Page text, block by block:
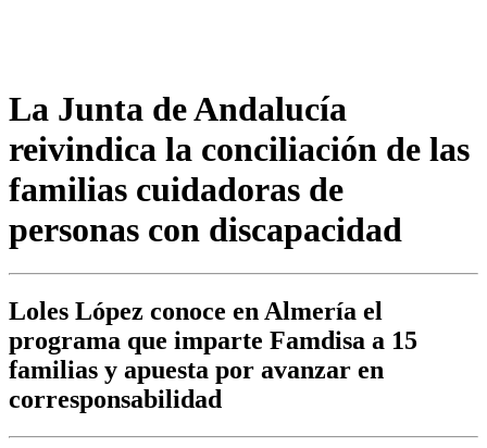
La Junta de Andalucía
reivindica la conciliación de las
familias cuidadoras de
personas con discapacidad
Loles López conoce en Almería el
programa que imparte Famdisa a 15
familias y apuesta por avanzar en
corresponsabilidad